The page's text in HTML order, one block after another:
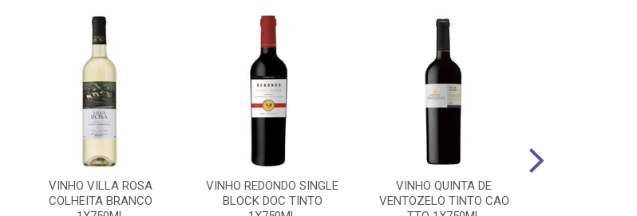
VINHO VILLA ROSA
COLHEITA BRANCO
VINHO REDONDO SINGLE
BLOCK DOC TINTO
VINHO QUINTA DE
VENTOZELO TINTO CAO